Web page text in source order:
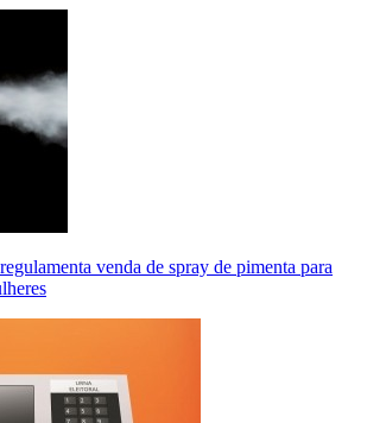
venda de spray de pimenta para